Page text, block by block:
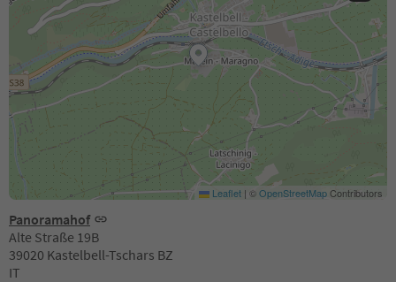
Panoramahof
Alte Straße 19B
39020 Kastelbell-Tschars BZ
IT
Leaflet | ©OpenStreetMapContributors